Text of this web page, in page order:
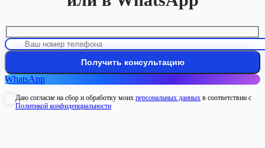
WhatsApp
Даю согласие на сбор и обработку моих персональных данных в соответствии с
Политикой конфиденциальности